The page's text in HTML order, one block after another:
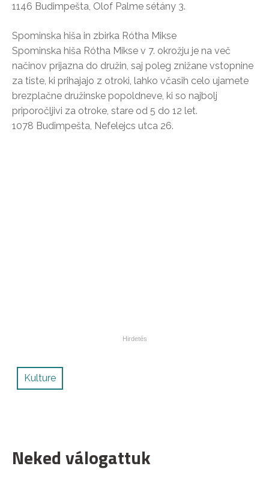
1146 Budimpešta, Olof Palme sétány 3.
Spominska hiša in zbirka Rótha Mikse
Spominska hiša Rótha Mikse v 7. okrožju je na več
načinov prijazna do družin, saj poleg znižane vstopnine
za tiste, ki prihajajo z otroki, lahko včasih celo ujamete
brezplačne družinske popoldneve, ki so najbolj
priporočljivi za otroke, stare od 5 do 12 let.
1078 Budimpešta, Nefelejcs utca 26.
Kulture
Neked válogattuk